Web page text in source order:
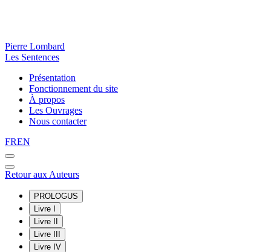
Pierre Lombard
Les Sentences
Présentation
Fonctionnement du site
À propos
Les Ouvrages
Nous contacter
FREN
Retour aux Auteurs
PROLOGUS
Livre I
Livre II
Livre III
Livre IV